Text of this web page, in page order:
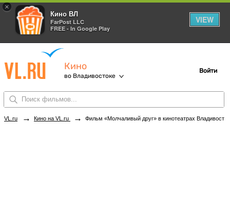
×
Кино ВЛ
FarPost LLC
FREE - In Google Play
VIEW
Кино
во Владивостоке
Войти
VL.ru → Кино на VL.ru → Фильм «Молчаливый друг» в кинотеатрах Владивостока. Купить билеты!